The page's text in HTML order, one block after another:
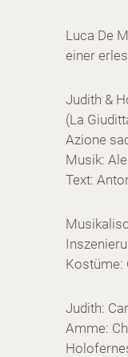
Luca De
einer
Judith &
(La
Azione
Musik:
Text:
Kostüme:
Judith:
Amme: